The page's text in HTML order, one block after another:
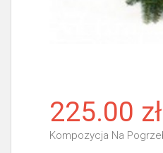
225.00 zł
Kompozycja Na